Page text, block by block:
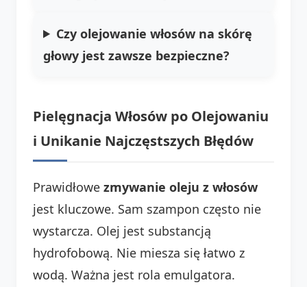
Czy olejowanie włosów na skórę
głowy jest zawsze bezpieczne?
Pielęgnacja Włosów po Olejowaniu
i Unikanie Najczęstszych Błędów
Prawidłowe zmywanie oleju z włosów
jest kluczowe. Sam szampon często nie
wystarcza. Olej jest substancją
hydrofobową. Nie miesza się łatwo z
wodą. Ważna jest rola emulgatora.